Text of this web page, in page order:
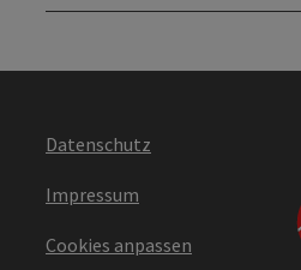
Datenschutz
Impressum
Cookies anpassen